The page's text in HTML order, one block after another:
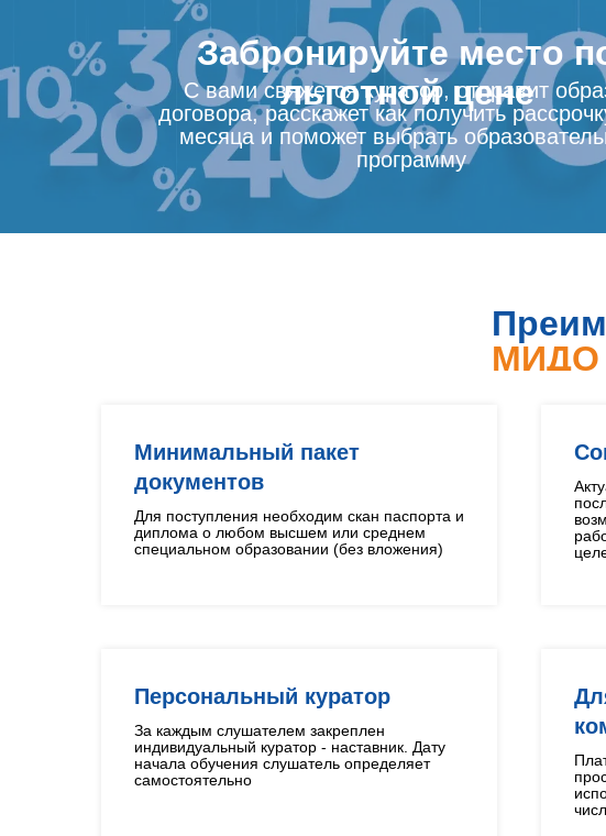
Забронируйте место
льготной цене
С вами свяжется куратор, отправит
договора, расскажет как получить
месяца и поможет выбрать
программу
МИДО
Минимальный пакет
документов
Для поступления необходим скан паспорта и
диплома о любом высшем или среднем
специальном образовании (без вложения)
Персональный куратор
За каждым слушателем закреплен
индивидуальный куратор - наставник. Дату
начала обучения слушатель определяет
самостоятельно